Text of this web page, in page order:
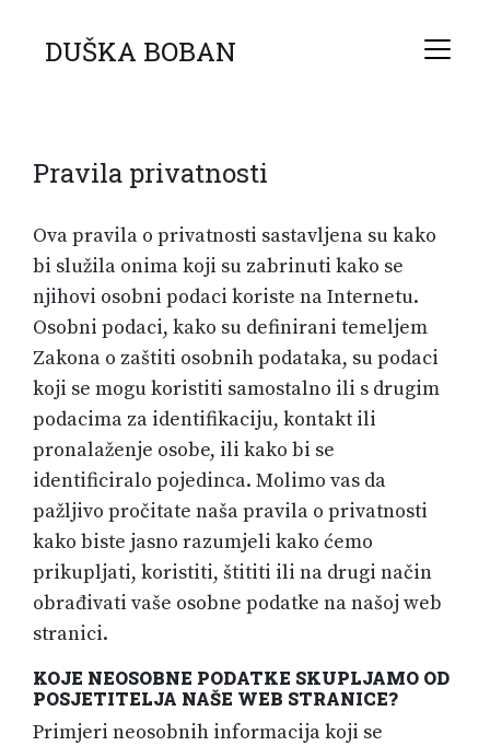
DUŠKA BOBAN
Pravila privatnosti
Ova pravila o privatnosti sastavljena su kako
bi služila onima koji su zabrinuti kako se
njihovi osobni podaci koriste na Internetu.
Osobni podaci, kako su definirani temeljem
Zakona o zaštiti osobnih podataka, su podaci
koji se mogu koristiti samostalno ili s drugim
podacima za identifikaciju, kontakt ili
pronalaženje osobe, ili kako bi se
identificiralo pojedinca. Molimo vas da
pažljivo pročitate naša pravila o privatnosti
kako biste jasno razumjeli kako ćemo
prikupljati, koristiti, štititi ili na drugi način
obrađivati vaše osobne podatke na našoj web
stranici.
KOJE NEOSOBNE PODATKE SKUPLJAMO OD
POSJETITELJA NAŠE WEB STRANICE?
Primjeri neosobnih informacija koji se